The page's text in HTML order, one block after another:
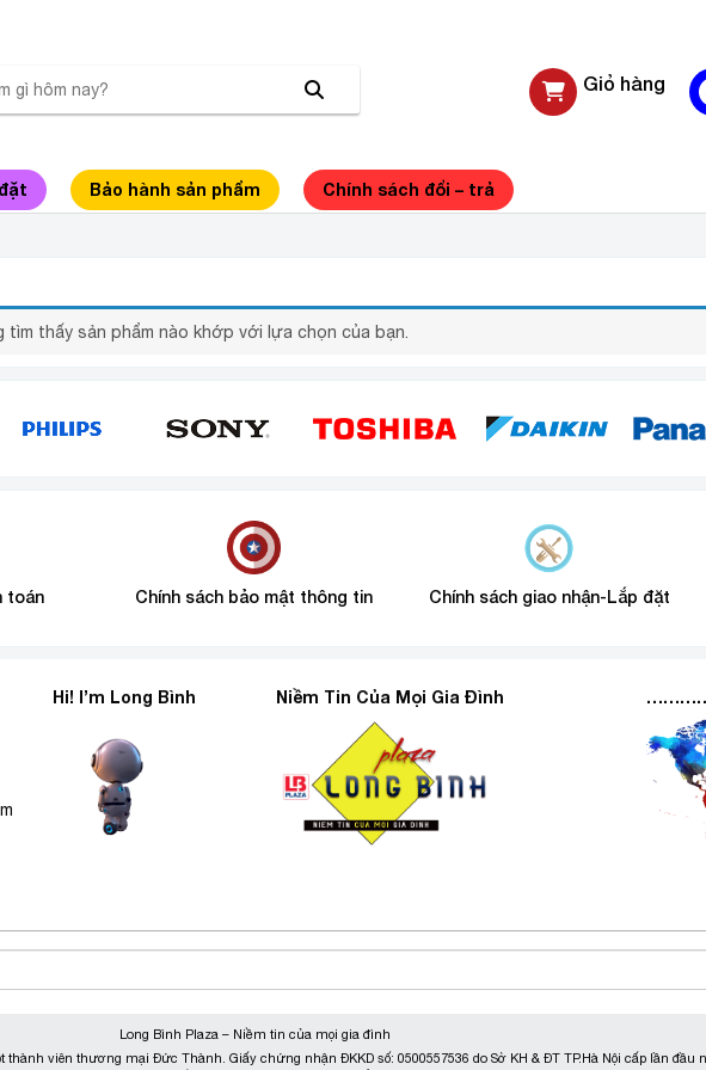
Giỏ hàng
Bảo hành sản phẩm Chính sách đổi – trả
tìm thấy sản phẩm nào khớp với lựa chọn của bạn.
toán Chính sách bảo mật thông tin Chính sách giao nhận-Lắp đặt
Hi! I’m Long Bình Niềm Tin Của Mọi Gia Đình
Long Bình Plaza – Niềm tin của mọi gia đình
thành viên thương mại Đức Thành. Giấy chứng nhận ĐKKD số: 0500557536 do Sở KH & ĐT TP.Hà Nội cấp lần đầu